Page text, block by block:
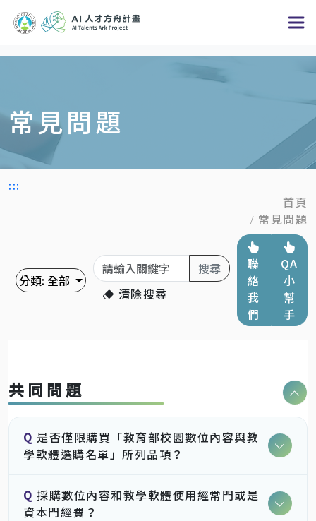
跳
容
區
塊
常見問題
:::
首頁
常見問題
分類: 全部
關鍵字
搜尋
清除搜尋
聯
絡
我
們
QA
小
幫
手
共同問題
Q 是否僅限購買「教育部校園數位內容與教
學軟體選購名單」所列品項？
Q 採購數位內容和教學軟體使用經常門或是
資本門經費？